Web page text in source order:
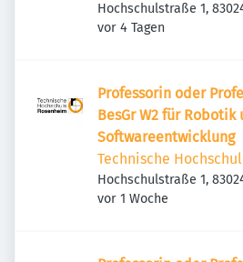
Hochschulstraße 1,
Deutschland
Veröffentlicht
vor 4 Tagen
Professorin oder
BesGr W2 für Robotik
Softwareentwicklung
Technische
Hochschulstraße 1,
Deutschland
Veröffentlicht
vor 1 Woche